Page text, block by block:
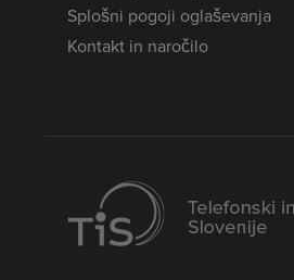
Splošni pogoji oglaševanja
Kontakt in naročilo